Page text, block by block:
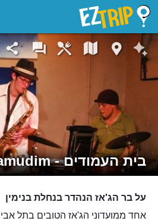
בית העמודים - Beit Haamudim
על בר הג'אז הנהדר בנחלת בנימין
אחד ממועדוני הג'אז הטובים בתל
EZTrip